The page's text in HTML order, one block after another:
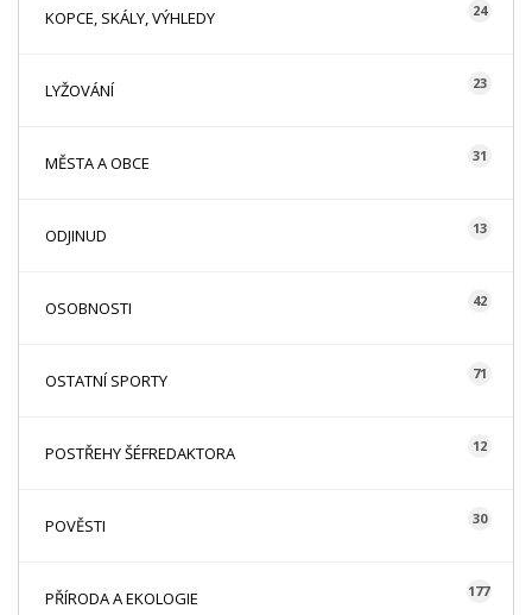
KOPCE, SKÁLY, VÝHLEDY 24
LYŽOVÁNÍ 23
MĚSTA A OBCE 31
ODJINUD 13
OSOBNOSTI 42
OSTATNÍ SPORTY 71
POSTŘEHY ŠÉFREDAKTORA 12
POVĚSTI 30
PŘÍRODA A EKOLOGIE 177